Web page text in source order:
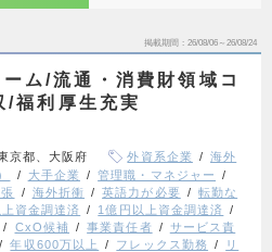
掲載期間 26/08/06～26/08/24
ム/流通・消費財領域コ
/福利厚生充実
京都、大阪府 外資系企業
海外
大手企業
管理職・マネジャー
海外折衝 英語力が必要
転勤な
資金調達済
1億円以上資金調達済
CxO候補 事業責任者
サービス責
年収600万以上 フレックス勤務
リ